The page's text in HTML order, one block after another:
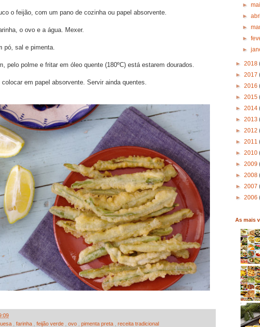
o feijão, com um pano de cozinha ou papel absorvente.
o ovo e a água. Mexer.
pó, sal e pimenta.
pelo polme e fritar em óleo quente (180ºC) está estarem dourados.
em papel absorvente. Servir ainda quentes.
farinha feijão verde ovo pimenta preta receita tradicional
►
►
►
►
►
► 2018
► 2017
► 2016
► 2015
► 2014
► 2013
► 2012
► 2011
► 2010
► 2009
► 2008
► 2007
► 2006
As mais